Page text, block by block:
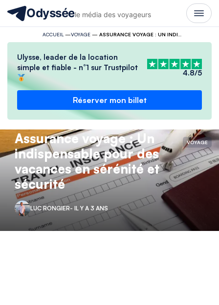
Odysséele média des voyageurs
ACCUEIL —VOYAGE—
Ulysse, leader de la location
simple et fiable - n°1 sur Trustpilot
4.8/5
Réserver mon billet
VOYAGE
Assurance voyage : Un
indispensable pour des
vacances en sérénité et
sécurité
LUC RONGIER- IL Y A 3 ANS